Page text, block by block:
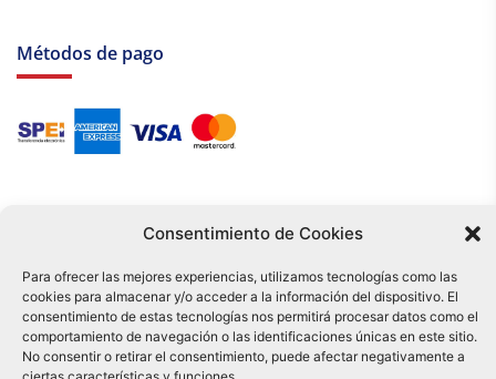
Consentimiento de Cookies
Para ofrecer las mejores experiencias, utilizamos tecnologías como las
cookies para almacenar y/o acceder a la información del dispositivo. El
consentimiento de estas tecnologías nos permitirá procesar datos como el
comportamiento de navegación o las identificaciones únicas en este sitio.
No consentir o retirar el consentimiento, puede afectar negativamente a
Métodos de pago
Tu compra es respaldada por nuestro certificado SSL y operada bajo las
mejores prácticas de seguridad.
Distribuidora Tamex - México
e-commerce